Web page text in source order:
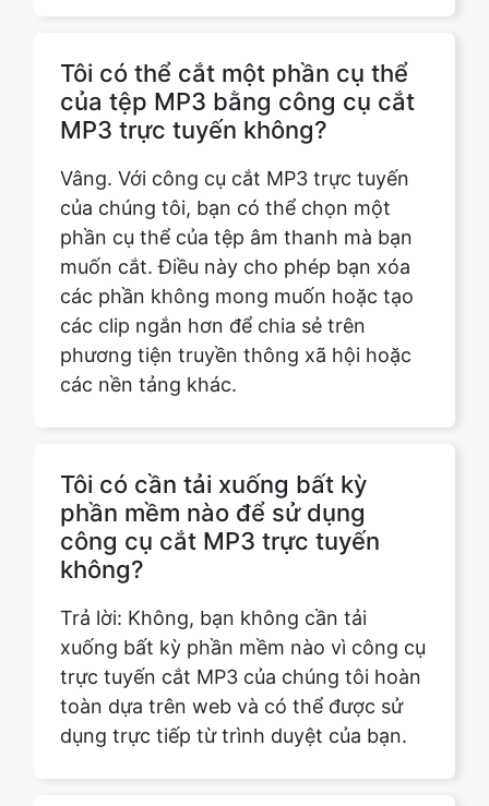
Vâng. Với công cụ cắt MP3 trực tuyến
của chúng tôi, bạn có thể chọn một
phần cụ thể của tệp âm thanh mà bạn
muốn cắt. Điều này cho phép bạn xóa
các phần không mong muốn hoặc tạo
các clip ngắn hơn để chia sẻ trên
phương tiện truyền thông xã hội hoặc
các nền tảng khác.
Tôi có cần tải xuống bất kỳ
không?
Trả lời: Không, bạn không cần tải
xuống bất kỳ phần mềm nào vì công cụ
trực tuyến cắt MP3 của chúng tôi hoàn
toàn dựa trên web và có thể được sử
dụng trực tiếp từ trình duyệt của bạn.
Câu hỏi: Các định dạng được hỗ